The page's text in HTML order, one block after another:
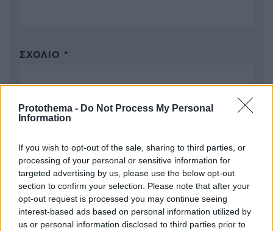
Protothema - Do Not Process My Personal
Information
If you wish to opt-out of the sale, sharing to third parties, or
processing of your personal or sensitive information for
targeted advertising by us, please use the below opt-out
section to confirm your selection. Please note that after your
opt-out request is processed you may continue seeing
interest-based ads based on personal information utilized by
us or personal information disclosed to third parties prior to
ΣΧΌΛΙΟ *
Απομένουν2500χαρακτήρες